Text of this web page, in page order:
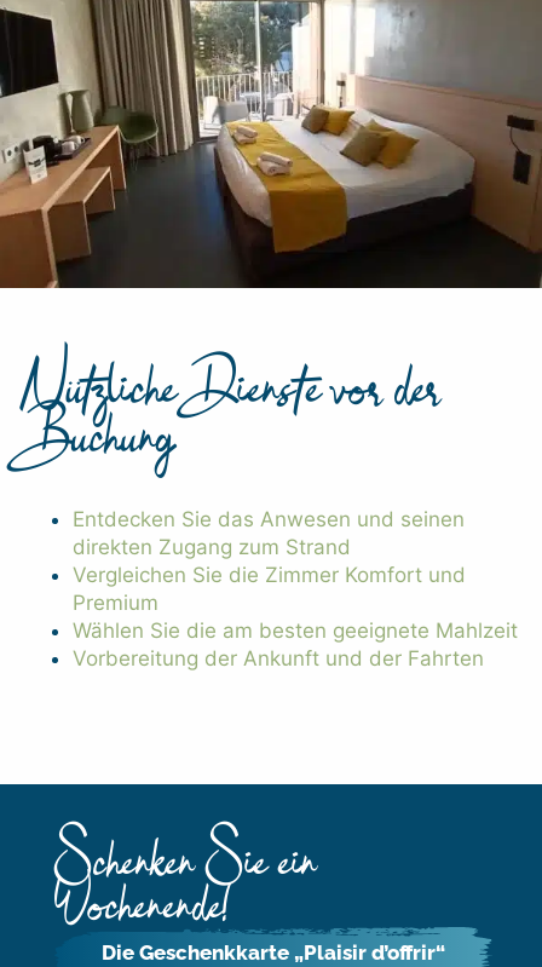
Nützliche Dienste vor der
Buchung
Entdecken Sie das Anwesen und seinen
direkten Zugang zum Strand
Vergleichen Sie die Zimmer Komfort und
Premium
Wählen Sie die am besten geeignete Mahlzeit
Vorbereitung der Ankunft und der Fahrten
Schenken Sie ein
Wochenende!
Die Geschenkkarte „Plaisir d’offrir“